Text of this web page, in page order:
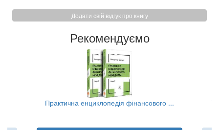
Додати свій відгук про книгу
Рекомендуємо
Практична енциклопедія фінансового ...